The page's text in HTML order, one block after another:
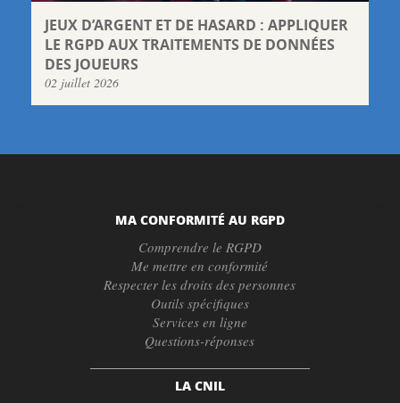
JEUX D’ARGENT ET DE HASARD : APPLIQUER
LE RGPD AUX TRAITEMENTS DE DONNÉES
DES JOUEURS
02 juillet 2026
MA CONFORMITÉ AU RGPD
Comprendre le RGPD
Me mettre en conformité
Respecter les droits des personnes
Outils spécifiques
Services en ligne
Questions-réponses
LA CNIL